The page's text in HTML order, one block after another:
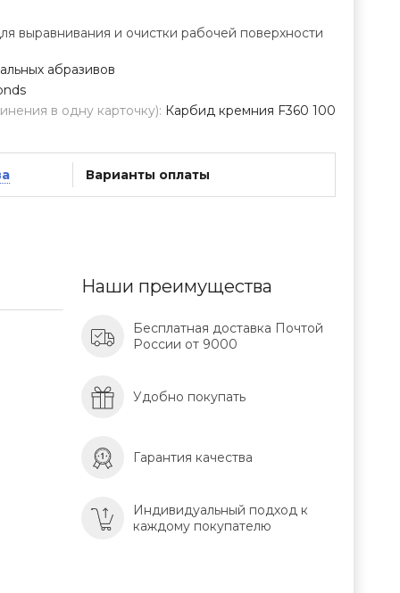
выравнивания и очистки рабочей поверхности
абразивов
в одну карточку): Карбид кремния F360 100
Варианты оплаты
Наши преимущества
Бесплатная доставка Почтой
России от 9000
Удобно покупать
Гарантия качества
Индивидуальный подход к
каждому покупателю